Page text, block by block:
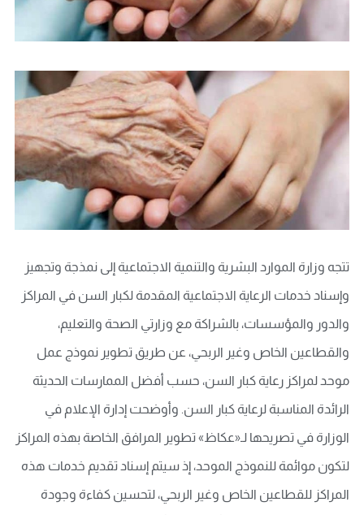
تتجه وزارة الموارد البشرية والتنمية الاجتماعية إلى نمذجة وتجهیز
وإسناد خدمات الرعایة الاجتماعية المقدمة لكبار السن في المراكز
والدور والمؤسسات، بالشراكة مع وزارتي الصحة والتعليم،
والقطاعين الخاص وغیر الربحي، عن طريق تطوير نموذج عمل
موحد لمراكز رعاية كبار السن، حسب أفضل الممارسات الحديثة
الرائدة المناسبة لرعاية كبار السن. وأوضحت إدارة الإعلام في
الوزارة في تصريحها لـ«عكاظ» تطوير المرافق الخاصة بهذه المراكز
لتكون موائمة للنموذج الموحد، إذ سيتم إسناد تقدیم خدمات هذه
المراكز للقطاعين الخاص وغیر الربحي، لتحسين كفاءة وجودة